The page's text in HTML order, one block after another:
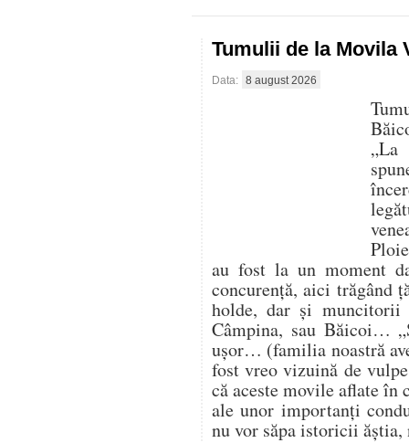
Tumulii de la
Data: 8 august 2026
au fost la un moment
concurență, aici trăgând
holde, dar și muncitorii
Câmpina, sau Băicoi…
ușor… (familia noastră
fost vreo vizuină de
că aceste movile aflate
ale unor importanți
nu vor săpa istoricii